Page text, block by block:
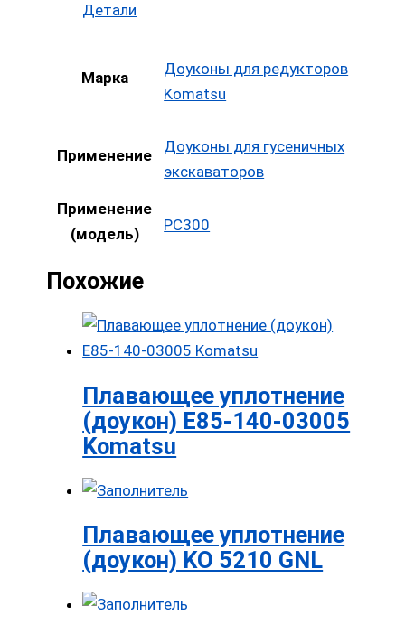
Детали
Марка
Доуконы для редукторов
Komatsu
Применение
Доуконы для гусеничных
экскаваторов
Применение
(модель)
PC300
Похожие
Плавающее уплотнение
(доукон) E85-140-03005
Komatsu
Плавающее уплотнение
(доукон) KO 5210 GNL